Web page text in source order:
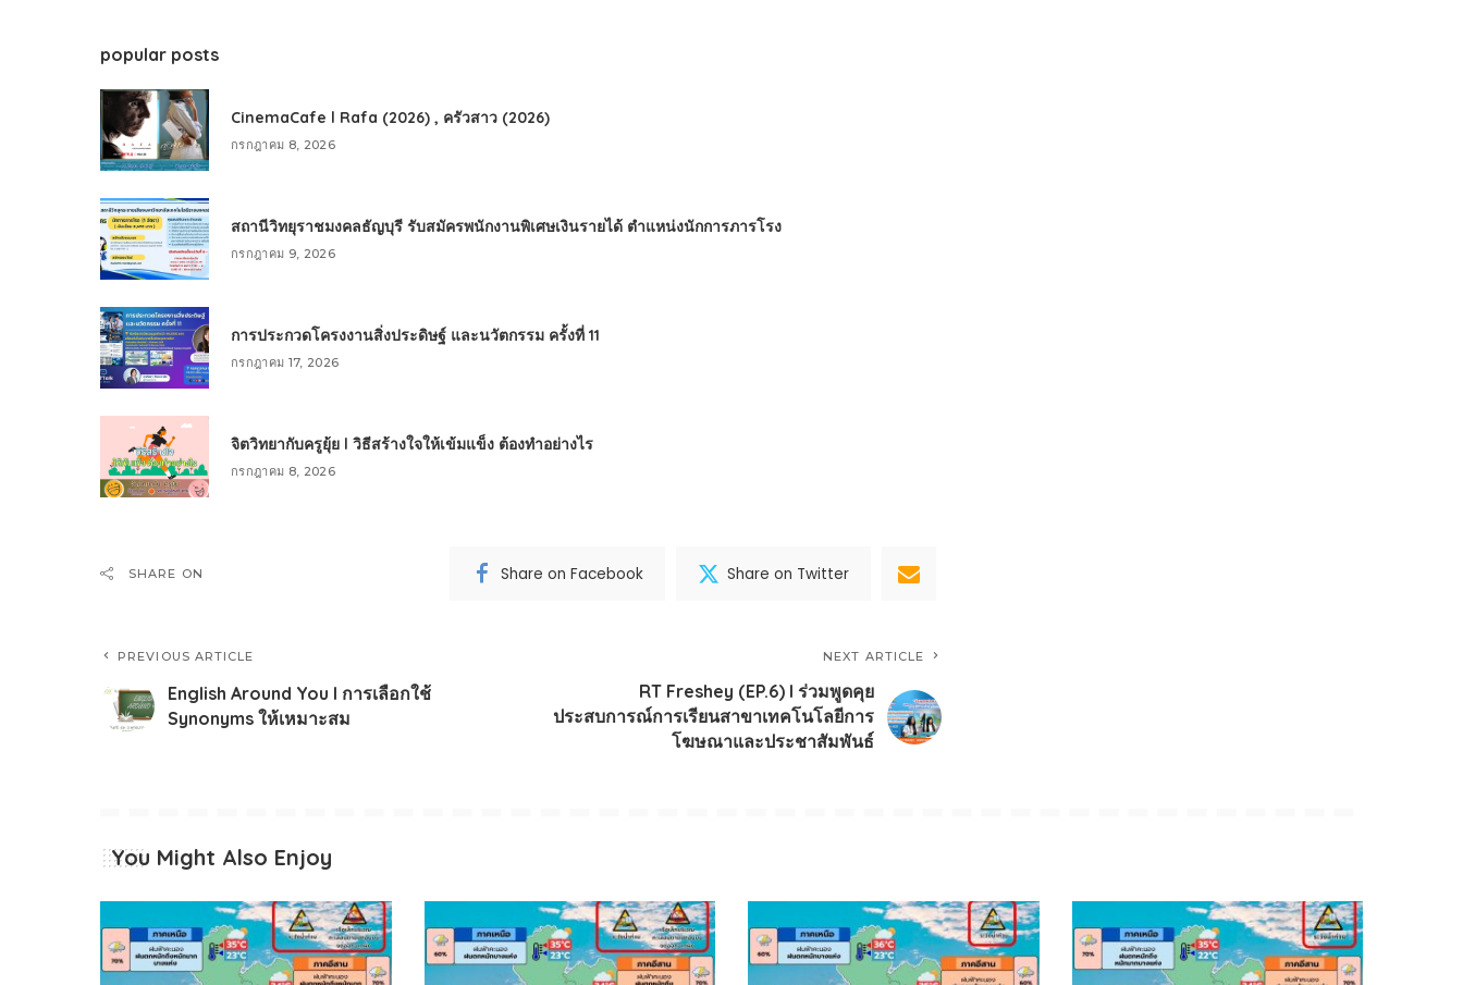
popular posts
CinemaCafe l Rafa (2026) , ครัวสาว (2026)
กรกฎาคม 8, 2026
สถานีวิทยุราชมงคลธัญบุรี รับสมัครพนักงานพิเศษเงินรายได้ ตำแหน่งนักการภารโรง
กรกฎาคม 9, 2026
การประกวดโครงงานสิ่งประดิษฐ์ และนวัตกรรม ครั้งที่ 11
กรกฎาคม 17, 2026
จิตวิทยากับครูยุ้ย l วิธีสร้างใจให้เข้มแข็ง ต้องทำอย่างไร
กรกฎาคม 8, 2026
SHARE ON Share on Facebook Share on Twitter
PREVIOUS ARTICLE
English Around You l การเลือกใช้
Synonyms ให้เหมาะสม
NEXT ARTICLE
RT Freshey (EP.6) I ร่วมพูดคุย
ประสบการณ์การเรียนสาขาเทคโนโลยีการ
โฆษณาและประชาสัมพันธ์
You Might Also Enjoy